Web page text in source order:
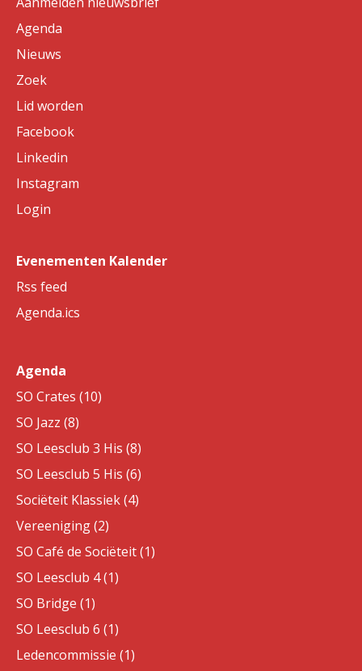
Agenda
Nieuws
Zoek
Lid worden
Facebook
Linkedin
Instagram
Login
Evenementen Kalender
Rss feed
Agenda.ics
Agenda
SO Crates (10)
SO Jazz (8)
SO Leesclub 3 His (8)
SO Leesclub 5 His (6)
Sociëteit Klassiek (4)
Vereeniging (2)
SO Café de Sociëteit (1)
SO Leesclub 4 (1)
SO Bridge (1)
SO Leesclub 6 (1)
Ledencommissie (1)